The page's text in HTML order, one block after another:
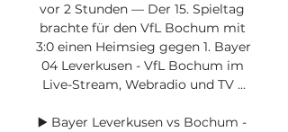
vor 2 Stunden — Der 15. Spieltag
brachte für den VfL Bochum mit
3:0 einen Heimsieg gegen 1. Bayer
04 Leverkusen - VfL Bochum im
Live-Stream, Webradio und TV ...
▶️ Bayer Leverkusen vs Bochum -